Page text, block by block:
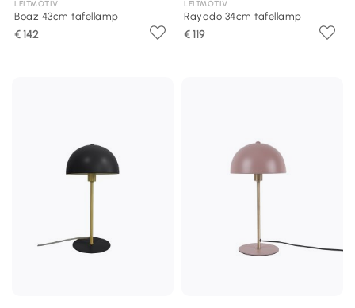
LEITMOTIV
Boaz 43cm tafellamp
€ 142
LEITMOTIV
Rayado 34cm tafellamp
€ 119